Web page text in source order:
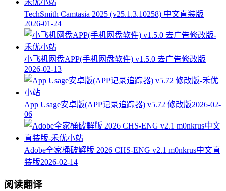
TechSmith Camtasia 2025 (v25.1.3.10258) 中文直装版
2026-01-24
小飞机网盘APP(手机网盘软件) v1.5.0 去广告修改版
2026-02-13
App Usage安卓版(APP记录追踪器) v5.72 修改版2026-02-
06
Adobe全家桶破解版 2026 CHS-ENG v2.1 m0nkrus中文直
装版2026-02-14
阅读翻译